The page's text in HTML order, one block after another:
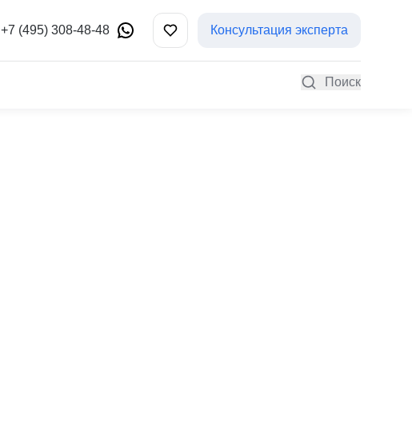
+7 (495) 308-48-48 Консультация эксперта
Поиск